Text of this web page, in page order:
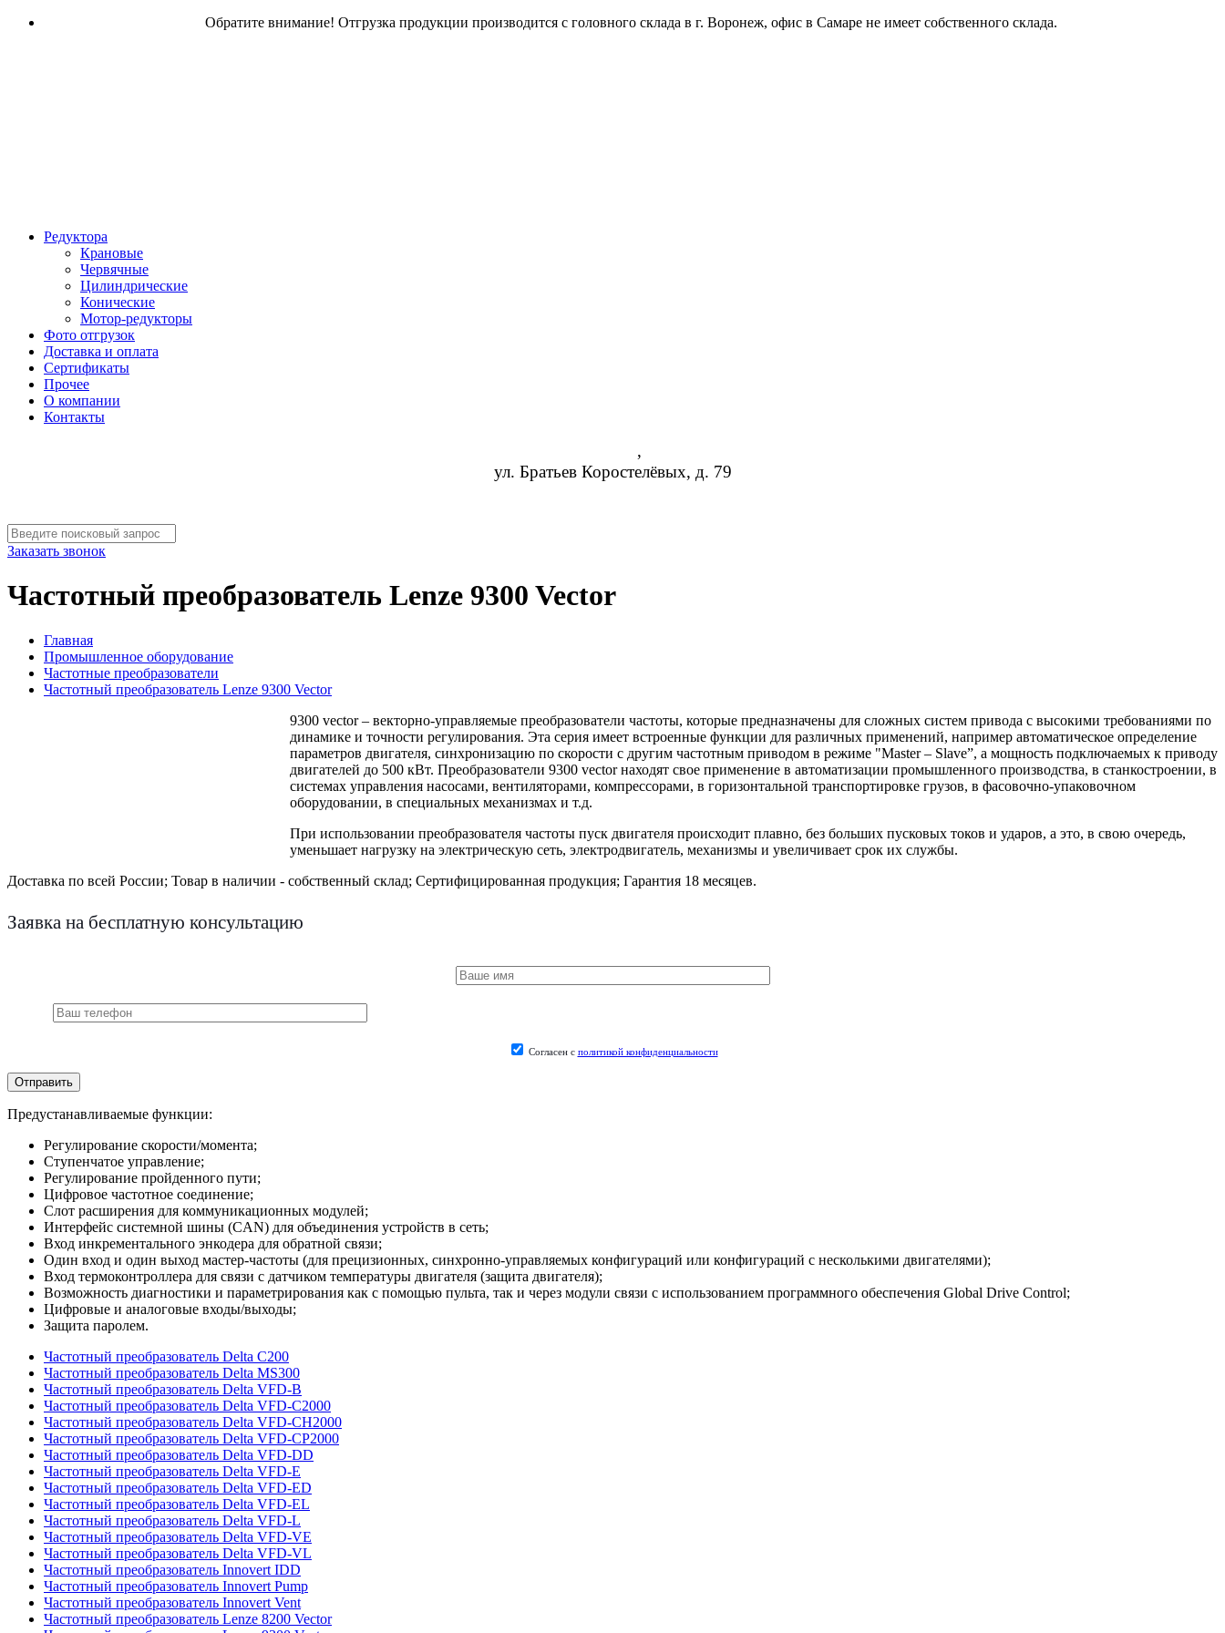
Обратите внимание! Отгрузка продукции производится с головного склада в г. Воронеж, офис в Самаре не имеет собственного склада.
Редуктора
Крановые
Червячные
Цилиндрические
Конические
Мотор-редукторы
Фото отгрузок
Доставка и оплата
Сертификаты
Прочее
О компании
Контакты
,
ул. Братьев Коростелёвых, д. 79
Заказать звонок
Частотный преобразователь Lenze 9300 Vector
Главная
Промышленное оборудование
Частотные преобразователи
Частотный преобразователь Lenze 9300 Vector
9300 vector – векторно-управляемые преобразователи частоты, которые предназначены для сложных систем привода с высокими требованиями по
динамике и точности регулирования. Эта серия имеет встроенные функции для различных применений, например автоматическое определение
параметров двигателя, синхронизацию по скорости с другим частотным приводом в режиме "Master – Slave”, а мощность подключаемых к приводу
двигателей до 500 кВт. Преобразователи 9300 vector находят свое применение в автоматизации промышленного производства, в станкостроении, в
системах управления насосами, вентиляторами, компрессорами, в горизонтальной транспортировке грузов, в фасовочно-упаковочном
оборудовании, в специальных механизмах и т.д.
При использовании преобразователя частоты пуск двигателя происходит плавно, без больших пусковых токов и ударов, а это, в свою очередь,
уменьшает нагрузку на электрическую сеть, электродвигатель, механизмы и увеличивает срок их службы.
Доставка по всей России; Товар в наличии - собственный склад; Сертифицированная продукция; Гарантия 18 месяцев.
Заявка на бесплатную консультацию
Согласен с политикой конфиденциальности
Предустанавливаемые функции:
Регулирование скорости/момента;
Ступенчатое управление;
Регулирование пройденного пути;
Цифровое частотное соединение;
Слот расширения для коммуникационных модулей;
Интерфейс системной шины (CAN) для объединения устройств в сеть;
Вход инкрементального энкодера для обратной связи;
Один вход и один выход мастер-частоты (для прецизионных, синхронно-управляемых конфигураций или конфигураций с несколькими двигателями);
Вход термоконтроллера для связи с датчиком температуры двигателя (защита двигателя);
Возможность диагностики и параметрирования как с помощью пульта, так и через модули связи с использованием программного обеспечения Global Drive Control;
Цифровые и аналоговые входы/выходы;
Защита паролем.
Частотный преобразователь Delta C200
Частотный преобразователь Delta MS300
Частотный преобразователь Delta VFD-B
Частотный преобразователь Delta VFD-C2000
Частотный преобразователь Delta VFD-CH2000
Частотный преобразователь Delta VFD-CP2000
Частотный преобразователь Delta VFD-DD
Частотный преобразователь Delta VFD-E
Частотный преобразователь Delta VFD-ED
Частотный преобразователь Delta VFD-EL
Частотный преобразователь Delta VFD-L
Частотный преобразователь Delta VFD-VE
Частотный преобразователь Delta VFD-VL
Частотный преобразователь Innovert IDD
Частотный преобразователь Innovert Pump
Частотный преобразователь Innovert Vent
Частотный преобразователь Lenze 8200 Vector